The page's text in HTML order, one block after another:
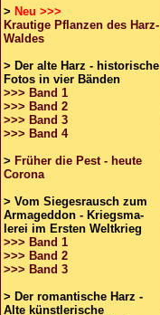
> Neu >>>
Krautige Pflanzen des Harz-
Waldes
> Der alte Harz - historische
Fotos in vier Bänden
>>> Band 1
>>> Band 2
>>> Band 3
>>> Band 4
> Früher die Pest - heute
Corona
> Vom Siegesrausch zum
Armageddon - Kriegsma-
lerei im Ersten Weltkrieg
>>> Band 1
>>> Band 2
>>> Band 3
> Der romantische Harz -
Alte künstlerische